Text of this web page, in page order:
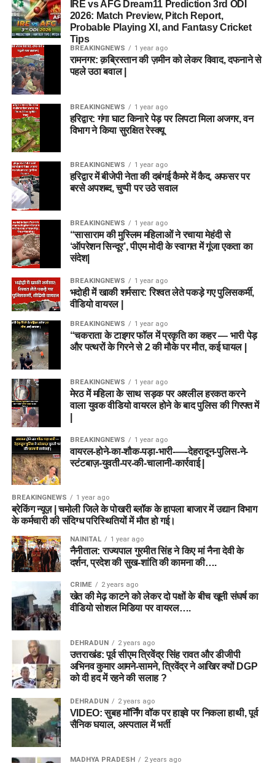
IRE vs AFG Dream11 Prediction 3rd ODI
2026: Match Preview, Pitch Report,
Probable Playing XI, and Fantasy Cricket
Tips
BREAKINGNEWS 1 year ago
रामनगर: क़ब्रिस्तान की ज़मीन को लेकर विवाद, दफनाने से
पहले उठा बवाल |
BREAKINGNEWS 1 year ago
हरिद्वार: गंगा घाट किनारे पेड़ पर लिपटा मिला अजगर, वन
विभाग ने किया सुरक्षित रेस्क्यू
BREAKINGNEWS 1 year ago
हरिद्वार में बीजेपी नेता की दबंगई कैमरे में कैद, अफसर पर
बरसे अपशब्द, चुप्पी पर उठे सवाल
BREAKINGNEWS 1 year ago
“सासाराम की मुस्लिम महिलाओं ने रचाया मेहंदी से
‘ऑपरेशन सिन्दूर’, पीएम मोदी के स्वागत में गूंजा एकता का
संदेश|
BREAKINGNEWS 1 year ago
भदोही में खाकी शर्मसार: रिश्वत लेते पकड़े गए पुलिसकर्मी,
वीडियो वायरल |
BREAKINGNEWS 1 year ago
“चकराता के टाइगर फॉल में प्रकृति का कहर — भारी पेड़
और पत्थरों के गिरने से 2 की मौके पर मौत, कई घायल |
BREAKINGNEWS 1 year ago
मेरठ में महिला के साथ सड़क पर अश्लील हरकत करने
वाला युवक वीडियो वायरल होने के बाद पुलिस की गिरफ्त में
BREAKINGNEWS 1 year ago
वायरल-होने-का-शौक-पड़ा-भारी-—-देहरादून-पुलिस-ने-
स्टंटबाज़-युवती-पर-की-चालानी-कार्रवाई |
BREAKINGNEWS 1 year ago
ब्रेकिंग न्यूज़ | चमोली जिले के पोखरी ब्लॉक के हापला बाजार में उद्यान विभाग
के कर्मचारी की संदिग्ध परिस्थितियों में मौत हो गई।
NAINITAL 1 year ago
नैनीताल: राज्यपाल गुरमीत सिंह ने किए मां नैना देवी के
दर्शन, प्रदेश की सुख-शांति की कामना की….
CRIME 2 years ago
खेत की मेढ़ काटने को लेकर दो पक्षों के बीच खूनी संघर्ष का
वीडियो सोशल मिडिया पर वायरल….
DEHRADUN 2 years ago
उत्तराखंड: पूर्व सीएम त्रिवेंद्र सिंह रावत और डीजीपी
अभिनव कुमार आमने-सामने, त्रिवेंद्र ने आखिर क्यों DGP
को दी हद में रहने की सलाह ?
DEHRADUN 2 years ago
VIDEO: सुबह मॉर्निंग वॉक पर हाइवे पर निकला हाथी, पूर्व
सैनिक घयाल, अस्पताल में भर्ती
MADHYA PRADESH 2 years ago